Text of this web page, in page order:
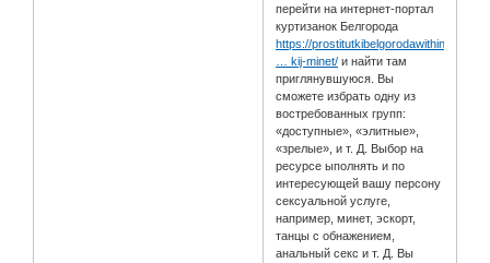
перейти на интернет-портал
куртизанок Белгорода
https://prostitutkibelgorodawithin.com/
… kij-minet/ и найти там
приглянувшуюся. Вы
сможете избрать одну из
востребованных групп:
«доступные», «элитные»,
«зрелые», и т. Д. Выбор на
ресурсе ыполнять и по
интересующей вашу персону
сексуальной услуге,
например, минет, эскорт,
танцы с обнажением,
анальный секс и т. Д. Вы